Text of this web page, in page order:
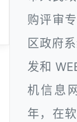
购评审
区政府
发和
机信息
年，在